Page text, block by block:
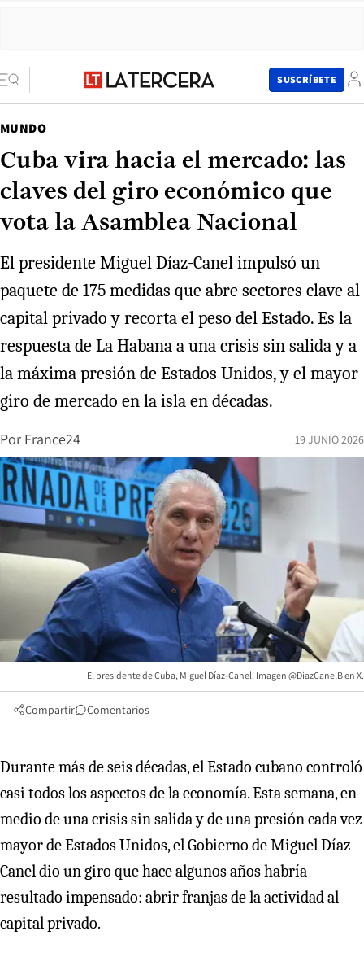
SUSCRÍBETE
MUNDO
Cuba vira hacia el mercado: las
claves del giro económico que
vota la Asamblea Nacional
El presidente Miguel Díaz-Canel impulsó un
paquete de 175 medidas que abre sectores clave al
capital privado y recorta el peso del Estado. Es la
respuesta de La Habana a una crisis sin salida y a
la máxima presión de Estados Unidos, y el mayor
giro de mercado en la isla en décadas.
Por France24 19 JUNIO 2026
El presidente de Cuba, Miguel Díaz-Canel. Imagen @DiazCanelB en X.
Compartir Comentarios
Durante más de seis décadas, el Estado cubano controló
casi todos los aspectos de la economía. Esta semana, en
medio de una crisis sin salida y de una presión cada vez
mayor de Estados Unidos, el Gobierno de Miguel Díaz-
Canel dio un giro que hace algunos años habría
resultado impensado: abrir franjas de la actividad al
capital privado.